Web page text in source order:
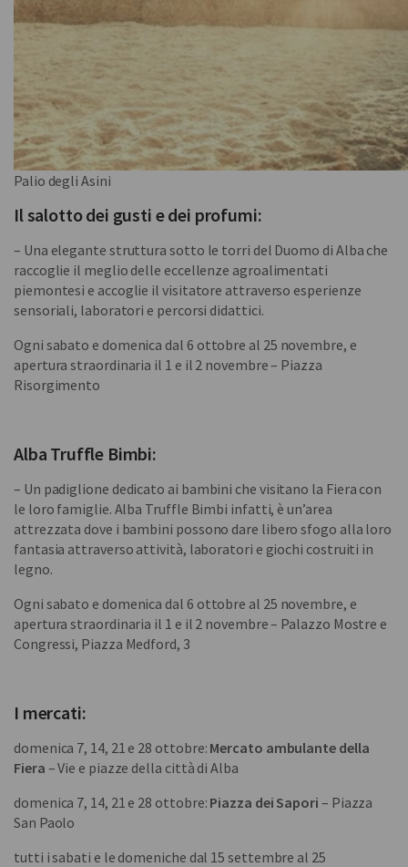
Palio degli Asini
Il salotto dei gusti e dei profumi:
– Una elegante struttura sotto le torri del Duomo di Alba che
raccoglie il meglio delle eccellenze agroalimentati
piemontesi e accoglie il visitatore attraverso esperienze
sensoriali, laboratori e percorsi didattici.
Ogni sabato e domenica dal 6 ottobre al 25 novembre, e
apertura straordinaria il 1 e il 2 novembre – Piazza
Risorgimento
Alba Truffle Bimbi:
– Un padiglione dedicato ai bambini che visitano la Fiera con
le loro famiglie. Alba Truffle Bimbi infatti, è un’area
attrezzata dove i bambini possono dare libero sfogo alla loro
fantasia attraverso attività, laboratori e giochi costruiti in
legno.
Ogni sabato e domenica dal 6 ottobre al 25 novembre, e
apertura straordinaria il 1 e il 2 novembre – Palazzo Mostre e
Congressi, Piazza Medford, 3
I mercati:
domenica 7, 14, 21 e 28 ottobre: Mercato ambulante della
Fiera – Vie e piazze della città di Alba
domenica 7, 14, 21 e 28 ottobre: Piazza dei Sapori – Piazza
San Paolo
tutti i sabati e le domeniche dal 15 settembre al 25